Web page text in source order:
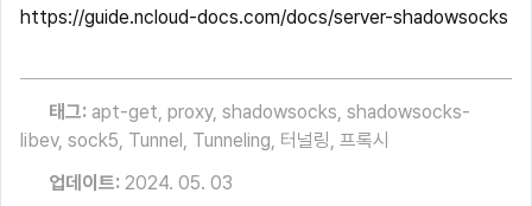
https://guide.ncloud-docs.com/docs/server-shadowsocks
태그: apt-get proxy, shadowsocks shadowsocks-
libev, sock5 Tunnel Tunneling 터널링 프록시
업데이트: 2024. 05. 03